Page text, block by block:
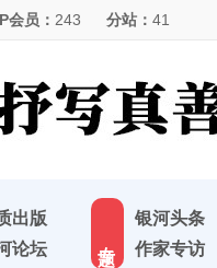
会员： 243 分站： 41
出版
论坛
银河头条
作家专访